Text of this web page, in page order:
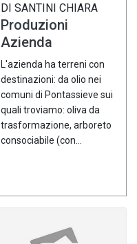
DI SANTINI CHIARA
Produzioni
Azienda
L'azienda ha terreni con
destinazioni: da olio nei
comuni di Pontassieve sui
quali troviamo: oliva da
trasformazione, arboreto
consociabile (con...